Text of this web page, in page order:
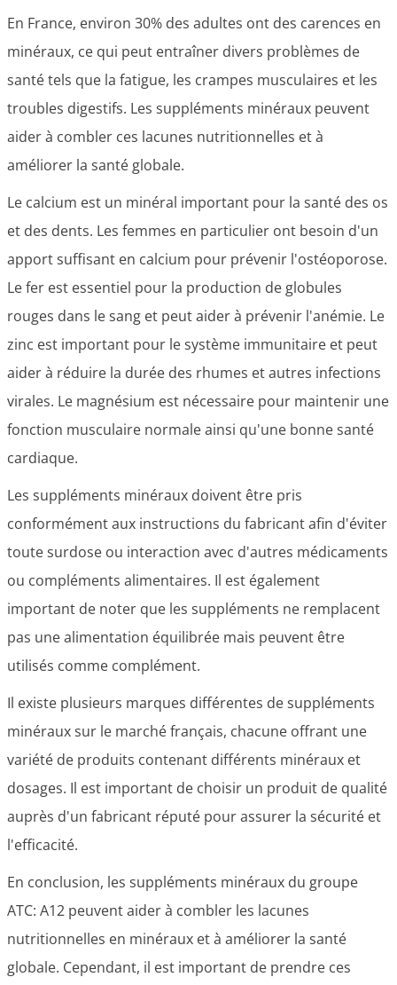
En France, environ 30% des adultes ont des carences en
minéraux, ce qui peut entraîner divers problèmes de
santé tels que la fatigue, les crampes musculaires et les
troubles digestifs. Les suppléments minéraux peuvent
aider à combler ces lacunes nutritionnelles et à
améliorer la santé globale.
Le calcium est un minéral important pour la santé des os
et des dents. Les femmes en particulier ont besoin d'un
apport suffisant en calcium pour prévenir l'ostéoporose.
Le fer est essentiel pour la production de globules
rouges dans le sang et peut aider à prévenir l'anémie. Le
zinc est important pour le système immunitaire et peut
aider à réduire la durée des rhumes et autres infections
virales. Le magnésium est nécessaire pour maintenir une
fonction musculaire normale ainsi qu'une bonne santé
cardiaque.
Les suppléments minéraux doivent être pris
conformément aux instructions du fabricant afin d'éviter
toute surdose ou interaction avec d'autres médicaments
ou compléments alimentaires. Il est également
important de noter que les suppléments ne remplacent
pas une alimentation équilibrée mais peuvent être
utilisés comme complément.
Il existe plusieurs marques différentes de suppléments
minéraux sur le marché français, chacune offrant une
variété de produits contenant différents minéraux et
dosages. Il est important de choisir un produit de qualité
auprès d'un fabricant réputé pour assurer la sécurité et
l'efficacité.
En conclusion, les suppléments minéraux du groupe
ATC: A12 peuvent aider à combler les lacunes
nutritionnelles en minéraux et à améliorer la santé
globale. Cependant, il est important de prendre ces